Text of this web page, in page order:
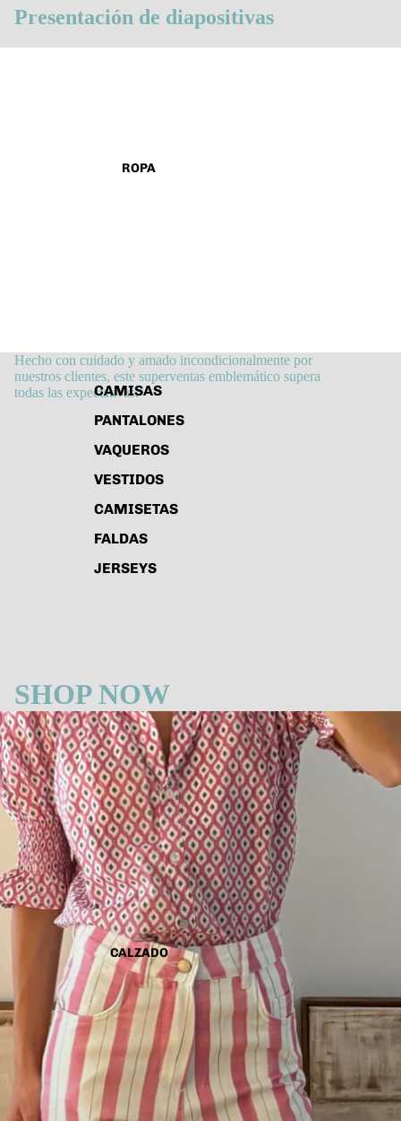
ROPA
CAMISAS
PANTALONES
VAQUEROS
VESTIDOS
CAMISETAS
FALDAS
JERSEYS
CALZADO
Presentación de diapositivas
Hecho con cuidado y amado incondicionalmente por
nuestros clientes, este superventas emblemático supera
todas las expectativas.
SHOP NOW